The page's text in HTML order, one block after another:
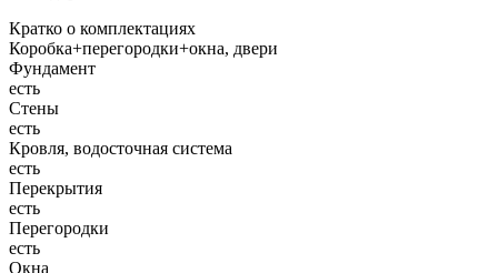
Кратко о комплектациях
Коробка+перегородки+окна, двери
Фундамент
есть
Стены
есть
Кровля, водосточная система
есть
Перекрытия
есть
Перегородки
есть
Окна